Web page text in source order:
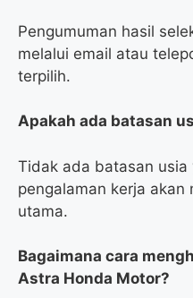
Pengumuman hasil
melalui email atau
terpilih.
Apakah ada batasan
Tidak ada batasan usia
pengalaman kerja
utama.
Bagaimana cara
Astra Honda Motor?